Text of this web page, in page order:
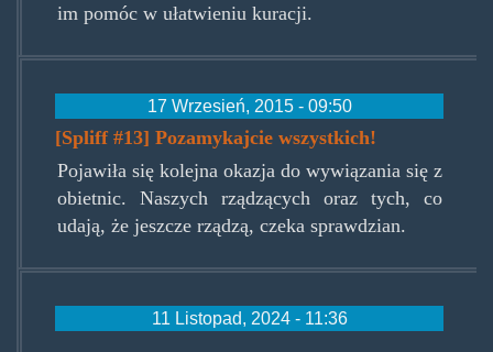
im pomóc w ułatwieniu kuracji.
17 Wrzesień, 2015 - 09:50
[Spliff #13] Pozamykajcie wszystkich!
Pojawiła się kolejna okazja do wywiązania się z
obietnic. Naszych rządzących oraz tych, co
udają, że jeszcze rządzą, czeka sprawdzian.
11 Listopad, 2024 - 11:36